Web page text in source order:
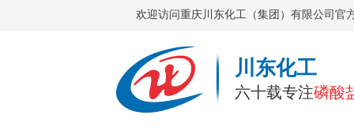
欢迎访问重庆川东化工（集团）有限公司官
川东化工
六十载专注磷酸